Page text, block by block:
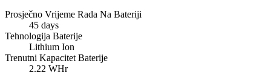
Prosječno Vrijeme Rada Na Bateriji
45 days
Tehnologija Baterije
Lithium Ion
Trenutni Kapacitet Baterije
2.22 WHr